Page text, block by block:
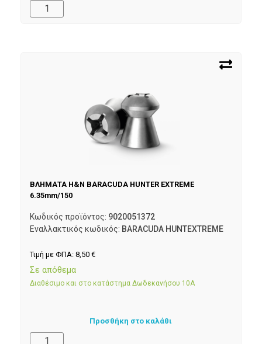
ΒΛΗΜΑΤΑ H&N BARACUDA HUNTER EXTREME
6.35mm/150
Κωδικός προϊόντος: 9020051372
Εναλλακτικός κωδικός: BARACUDA HUNTEXTREME
Τιμή με ΦΠΑ: 8,50 €
Σε απόθεμα
Διαθέσιμο και στο κατάστημα Δωδεκανήσου 10Α
Προσθήκη στο καλάθι